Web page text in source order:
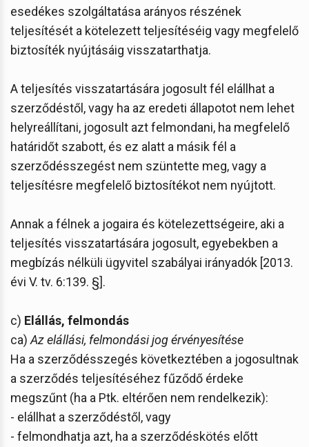
esedékes szolgáltatása arányos részének
teljesítését a kötelezett teljesítéséig vagy megfelelő
biztosíték nyújtásáig visszatarthatja.
A teljesítés visszatartására jogosult fél elállhat a
szerződéstől, vagy ha az eredeti állapotot nem lehet
helyreállítani, jogosult azt felmondani, ha megfelelő
határidőt szabott, és ez alatt a másik fél a
szerződésszegést nem szüntette meg, vagy a
teljesítésre megfelelő biztosítékot nem nyújtott.
Annak a félnek a jogaira és kötelezettségeire, aki a
teljesítés visszatartására jogosult, egyebekben a
megbízás nélküli ügyvitel szabályai irányadók [2013.
évi V. tv. 6:139. §].
c) Elállás, felmondás
ca) Az elállási, felmondási jog érvényesítése
Ha a szerződésszegés következtében a jogosultnak
a szerződés teljesítéséhez fűződő érdeke
megszűnt (ha a Ptk. eltérően nem rendelkezik):
- elállhat a szerződéstől, vagy
- felmondhatja azt, ha a szerződéskötés előtt